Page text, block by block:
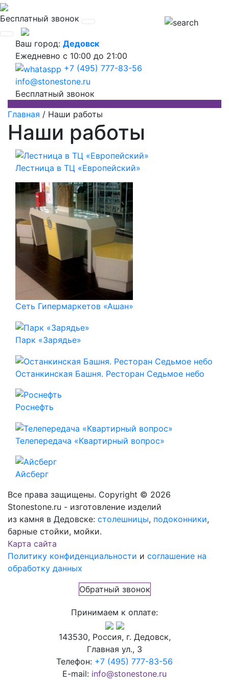
Бесплатный звонок
Ваш город: Дедовск
Ежедневно с 10:00 до 21:00
+7 (495) 777-83-56
info@stonestone.ru
Бесплатный звонок
Главная / Наши работы
Наши работы
Лестница в ТЦ «Европейский»
Сеть Гипермаркетов «Ашан»
Парк «Зарядье»
Останкинская Башня. Ресторан Седьмое небо
Роснефть
Телепередача «Квартирный вопрос»
Айсберг
Все права защищены. Copyright © 2026
Stonestone.ru - изготовление изделий
из камня в Дедовске: столешницы, подоконники,
барные стойки, мойки.
Карта сайта
Политику конфиденциальности и соглашение на
обработку данных
Обратный звонок
Принимаем к оплате:
143530, Россия, г. Дедовск,
Главная ул., 3
Телефон: +7 (495) 777-83-56
E-mail: info@stonestone.ru